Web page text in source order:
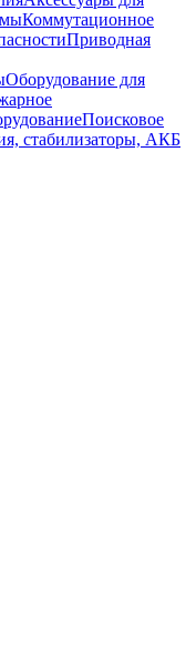
Коммутационное
Приводная
Оборудование для
Поисковое
стабилизаторы, АКБ